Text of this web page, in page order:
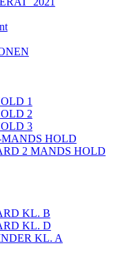
1
2
3
HOLD
2 MANDS HOLD
KL. B
KL. D
KL. A